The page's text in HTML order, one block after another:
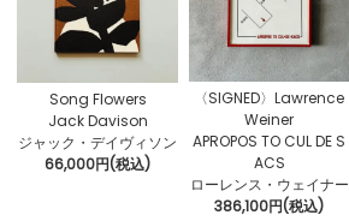
Song Flowers
Jack Davison
ジャック・デイヴィソン
66,000円(税込)
〈SIGNED〉Lawrence
Weiner
APROPOS TO CUL DE S
ACS
ローレンス・ウェイナー
386,100円(税込)